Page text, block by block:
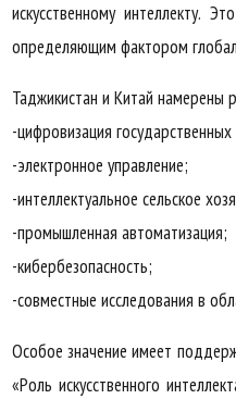
искусственному интеллекту.
определяющим фактором
Таджикистан и Китай намерены
-цифровизация государственных
-электронное управление;
-интеллектуальное сельское
-промышленная автоматизация;
-кибербезопасность;
-совместные исследования в
Особое значение имеет
«Роль искусственного